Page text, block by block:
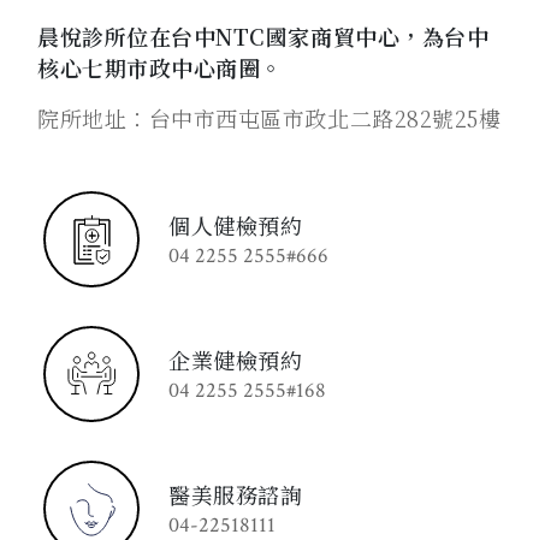
晨悅診所位在台中NTC國家商貿中心，為台中
核心七期市政中心商圈。
院所地址：台中市西屯區市政北二路282號25樓
個人健檢預約
04 2255 2555#666
企業健檢預約
04 2255 2555#168
醫美服務諮詢
04-22518111